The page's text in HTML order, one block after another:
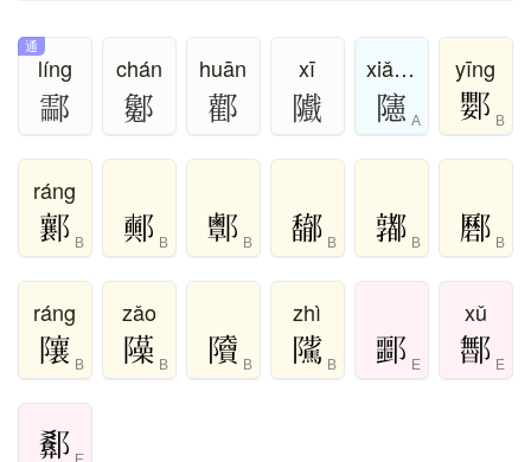
líng
通
酃
chán
酁
huān
酄
xī
隵
xiǎn、xiàn
䧮 A
yīng
B
ráng
B B B B B B
ráng
B
zǎo
B B
zhì
B E
xǔ
E